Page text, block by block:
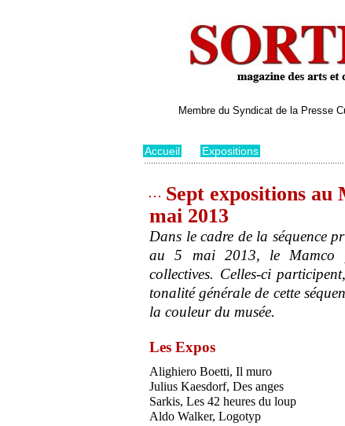
Membre du Syndicat de la Presse
Accueil Expositions
Sept expositions au
mai 2013
Dans le cadre de la séquence
au 5 mai 2013, le Mamco
collectives. Celles-ci
tonalité générale de cette
la couleur du musée.
Les Expos
Alighiero Boetti, Il muro
Julius Kaesdorf, Des anges
Sarkis, Les 42 heures du loup
Aldo Walker, Logotyp